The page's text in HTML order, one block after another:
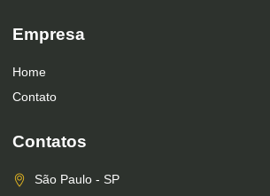
Empresa
Home
Contato
Contatos
São Paulo - SP